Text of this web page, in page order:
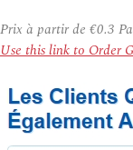
Prix à partir de €0.3
Use this link to Order